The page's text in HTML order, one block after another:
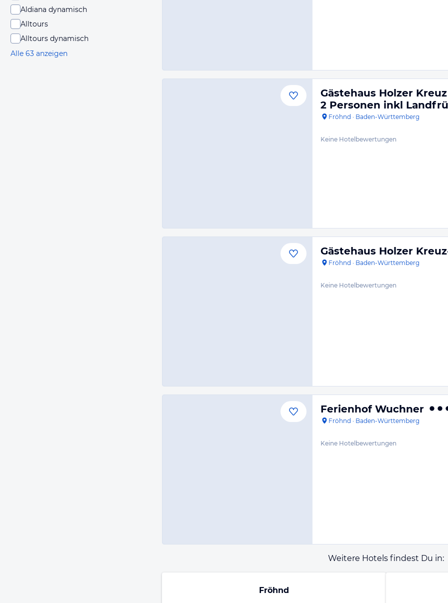
Aldiana dynamisch
Alltours
Alltours dynamisch
Alle 63 anzeigen
Gästehaus Holzer
2 Personen inkl
Fröhnd · Baden-Württemberg
Keine Hotelbewertungen
Gästehaus Holzer
Fröhnd · Baden-Württemberg
Keine Hotelbewertungen
Ferienhof Wuchner
Fröhnd · Baden-Württemberg
Keine Hotelbewertungen
Weitere Hotels findest Du in:
Fröhnd